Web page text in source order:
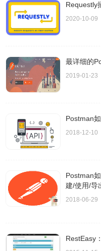
Collection里面也可以再
以每个API对应一条请求
以通过
https://
的话会显示在这下面。下
Requestly
2020-10-09
最详细的
2019-01-23
Postman
2018-12-10
Postman
建/使用/导
2018-06-29
RestEasy